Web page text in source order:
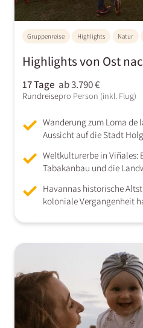
Gruppenreise Highlights Natur
Highlights von Ost
17 Tage
Rundreise
ab 3.790 €
pro Person (inkl. Flug)
Wanderung zum Loma de
Aussicht auf die Stadt
Weltkulturerbe in Viñales:
Tabakanbau und die
Havannas historische
koloniale Vergangenheit